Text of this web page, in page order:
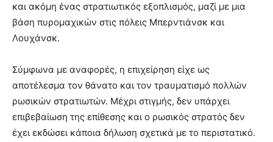
και ακόμη ένας στρατιωτικός εξοπλισμός, μαζί με μια
βάση πυρομαχικών στις πόλεις Μπερντιάνσκ και
Λουχάνσκ.
Σύμφωνα με αναφορές, η επιχείρηση είχε ως
αποτέλεσμα τον θάνατο και τον τραυματισμό πολλών
ρωσικών στρατιωτών. Μέχρι στιγμής, δεν υπάρχει
επιβεβαίωση της επίθεσης και ο ρωσικός στρατός δεν
έχει εκδώσει κάποια δήλωση σχετικά με το περιστατικό.